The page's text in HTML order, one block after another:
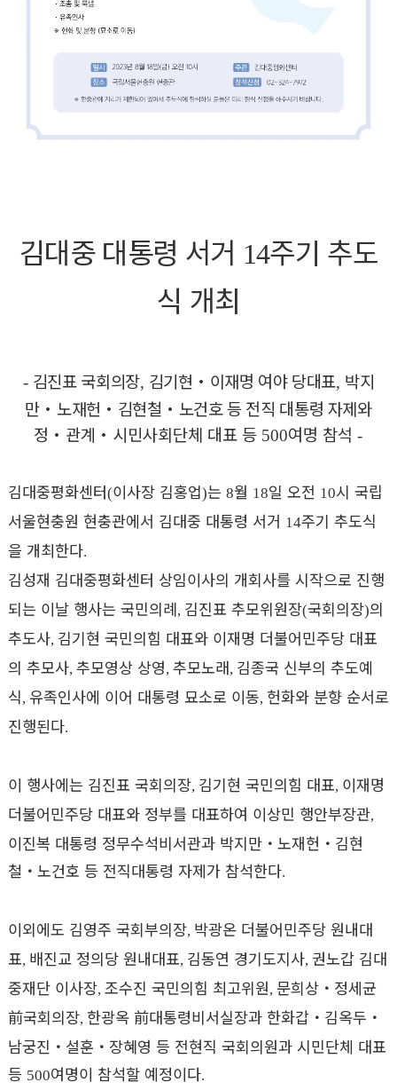
김대중 대통령 서거 14주기 추도
식 개최
- 김진표 국회의장, 김기현 ・ 이재명 여야 당대표, 박지
만・ 노재헌 ・ 김현철 ・ 노건호 등 전직 대통령 자제와
정 ・ 관계 ・ 시민사회단체 대표 등 500여명 참석-
김대중평화센터(이사장 김홍업)는 8월 18일 오전 10시 국립
서울현충원 현충관에서 김대중 대통령 서거 14주기 추도식
을 개최한다.
김성재 김대중평화센터 상임이사의 개회사를 시작으로 진행
되는 이날 행사는 국민의례, 김진표 추모위원장(국회의장)의
추도사, 김기현 국민의힘 대표와 이재명 더불어민주당 대표
의 추모사, 추모영상 상영, 추모노래, 김종국 신부의 추도예
식, 유족인사에 이어 대통령 묘소로 이동, 헌화와 분향 순서로
진행된다.
이 행사에는 김진표 국회의장, 김기현 국민의힘 대표, 이재명
더불어민주당 대표와 정부를 대표하여 이상민 행안부장관,
이진복 대통령 정무수석비서관과 박지만・ 노재헌 ・ 김현
철 ・ 노건호 등 전직대통령 자제가 참석한다.
이외에도 김영주 국회부의장, 박광온 더불어민주당 원내대
표, 배진교 정의당 원내대표, 김동연 경기도지사, 권노갑 김대
중재단 이사장, 조수진 국민의힘 최고위원, 문희상・ 정세균
前국회의장, 한광옥 前대통령비서실장과 한화갑・ 김옥두 ・
남궁진 ・ 설훈 ・ 장혜영 등 전현직 국회의원과 시민단체 대표
등 500여명이 참석할 예정이다.